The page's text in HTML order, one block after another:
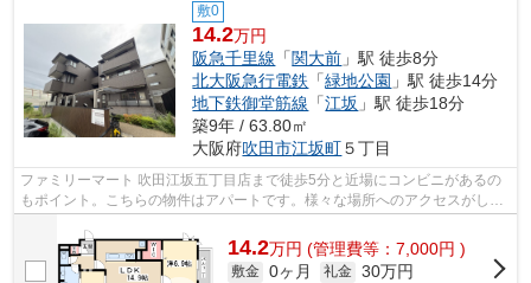
敷0
14.2万円
阪急千里線 「関大前 」駅 徒歩8分
北大阪急行電鉄 「緑地公園 」駅 徒歩14分
地下鉄御堂筋線 「江坂 」駅 徒歩18分
築9年 / 63.80㎡
大阪府吹田市江坂町５丁目
ファミリーマート 吹田江坂五丁目店まで徒歩5分と近場にコンビニがあるの
もポイント。こちらの物件はアパートです。様々な場所へのアクセスがしや
すくなる2駅利用可能な物件です。敷地...
14.2万円 (管理費等：7,000円 )
敷金 0ヶ月 礼金 30万円